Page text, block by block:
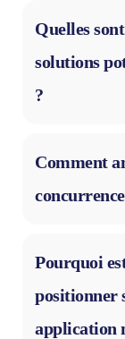
Quelles
solutions
?
Comment
Pourquoi
positionner
application